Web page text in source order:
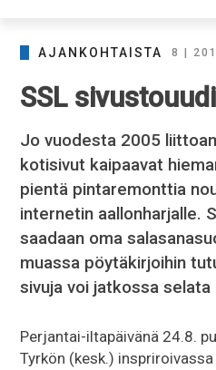
AJANKOHTAISTA 8 |
SSL
Jo vuodesta 2005
kotisivut kaipaavat
pientä pintaremonttia
internetin aallonharjalle.
saadaan oma
muassa pöytäkirjoihin
sivuja voi jatkossa selata
Perjantai-iltapäivänä 24.8.
Tyrkön (kesk.)